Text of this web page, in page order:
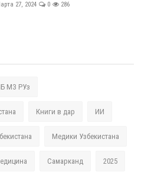
27, 2024 0 286
МЗ РУз
Книги в дар ИИ
Медики Узбекистана
Самарканд 2025